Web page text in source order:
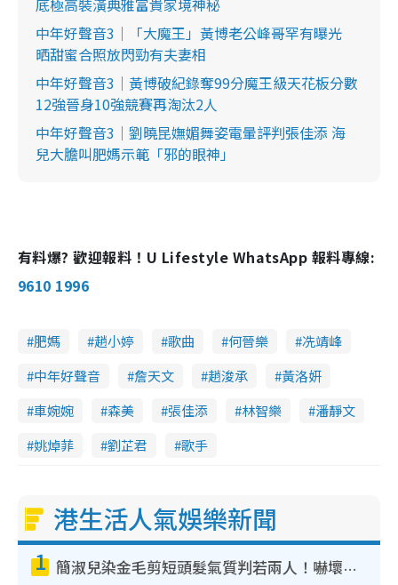
底極高裝潢典雅富貴家境神秘
中年好聲音3｜「大魔王」黃博老公峰哥罕有曝光
晒甜蜜合照放閃勁有夫妻相
中年好聲音3｜黃博破紀錄奪99分魔王級天花板分數
12強晉身10強競賽再淘汰2人
中年好聲音3｜劉曉昆嫵媚舞姿電暈評判張佳添 海
兒大膽叫肥媽示範「邪的眼神」
有料爆? 歡迎報料！U Lifestyle WhatsApp 報料專線:
9610 1996
肥媽 趙小婷 歌曲 何晉樂
冼靖峰
中年好聲音
詹天文 趙浚承
黃洛妍
車婉婉
森美 張佳添 林智樂
潘靜文
姚焯菲
劉芷君 歌手
港生活人氣娛樂新聞
1 簡淑兒染金毛剪短頭髮氣質判若兩人！嚇壞老公麥大力都認唔出：「你做咩事？」